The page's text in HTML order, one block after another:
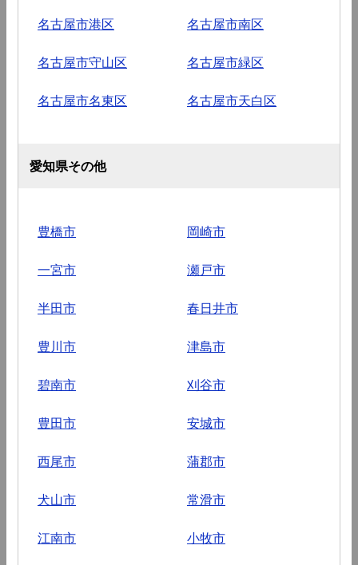
名古屋市港区 名古屋市南区
名古屋市守山区 名古屋市緑区
名古屋市名東区 名古屋市天白区
愛知県その他
豊橋市 岡崎市
一宮市 瀬戸市
半田市 春日井市
豊川市 津島市
碧南市 刈谷市
豊田市 安城市
西尾市 蒲郡市
犬山市 常滑市
江南市 小牧市